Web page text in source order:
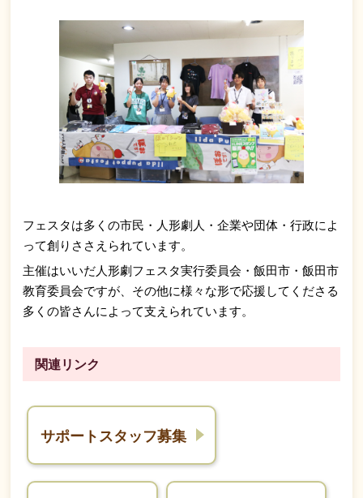
フェスタは多くの市民・人形劇人・企業や団体・行政によ
って創りささえられています。
主催はいいだ人形劇フェスタ実行委員会・飯田市・飯田市
教育委員会ですが、その他に様々な形で応援してくださる
多くの皆さんによって支えられています。
関連リンク
サポートスタッフ募集